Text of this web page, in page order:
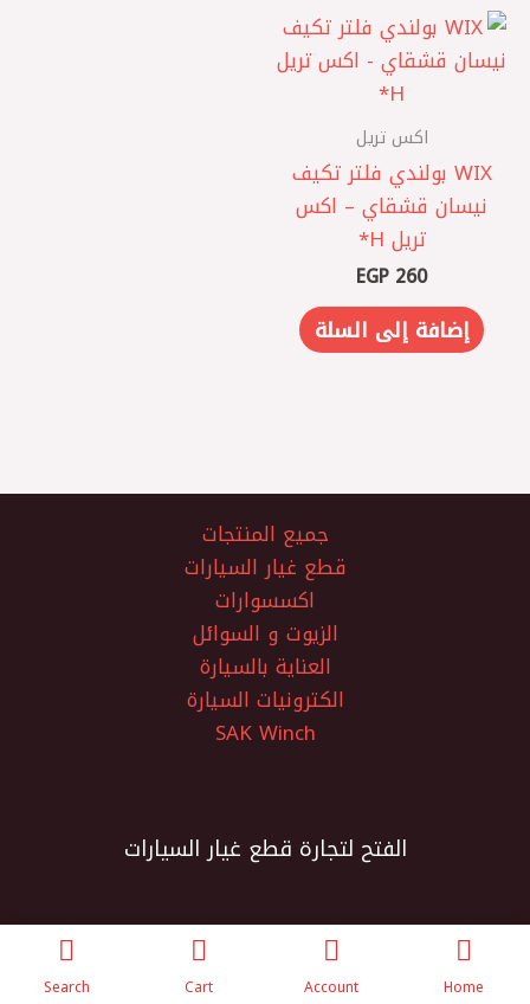
اكس تريل
WIX بولندي فلتر تكيف
نيسان قشقاي – اكس
تريل H*
EGP 260
إضافة إلى السلة
جميع المنتجات
قطع غيار السيارات
اكسسوارات
الزيوت و السوائل
العناية بالسيارة
الكترونيات السيارة
SAK Winch
الفتح لتجارة قطع غيار السيارات
Home
Account
Cart
Search